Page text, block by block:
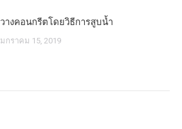
วางคอนกรีตโดยวิธีการสูบน้ำ
มกราคม 15, 2019